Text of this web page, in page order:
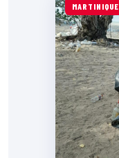
MARTINIQUE